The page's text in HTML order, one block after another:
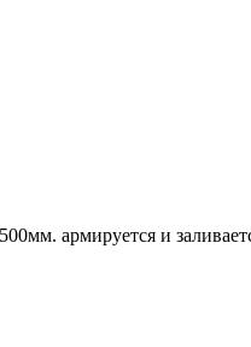
армируется и